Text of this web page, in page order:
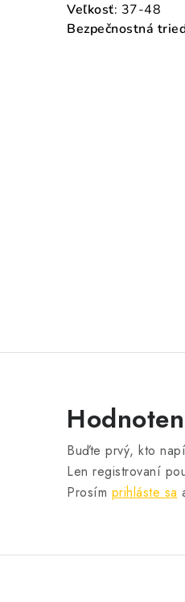
Veľkosť: 37-48
Bezpečnostná
Buďte prvý, kto
Len registrovaní
Prosím prihláste sa